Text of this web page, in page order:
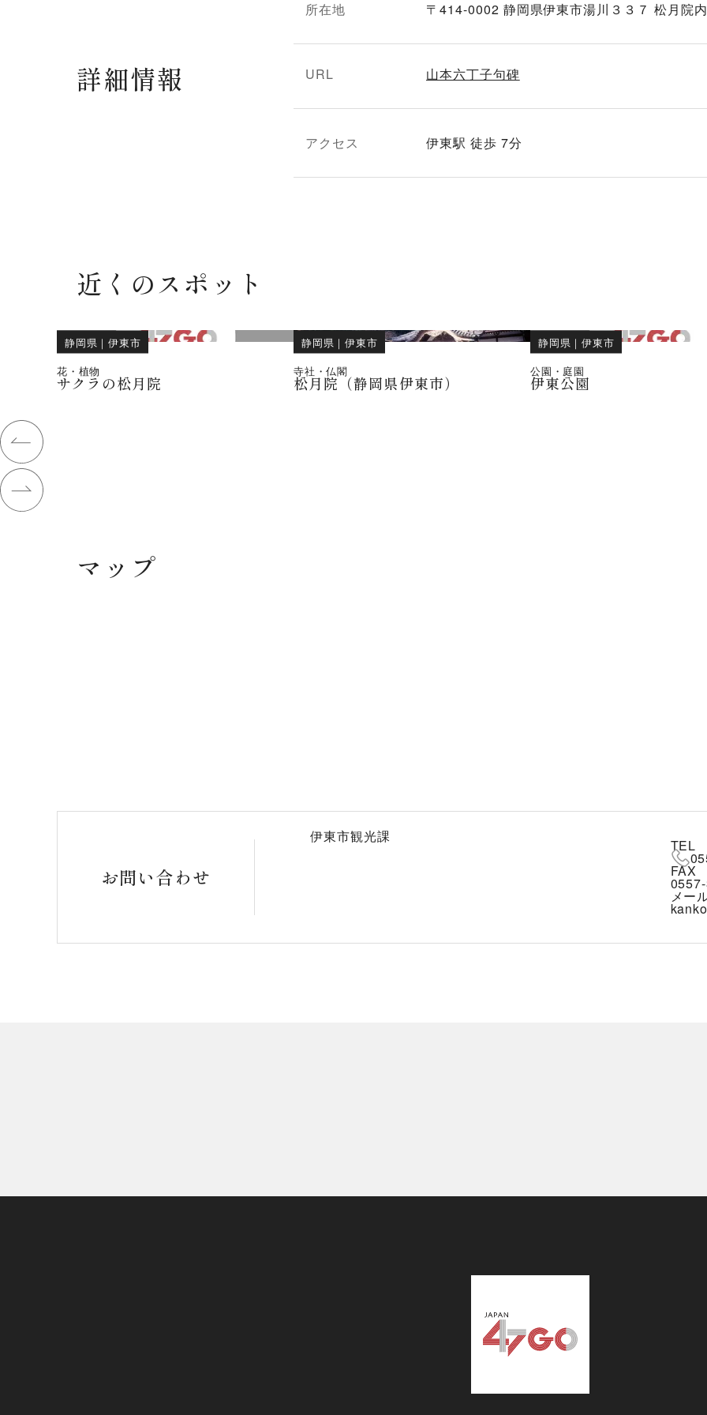
所在地 〒414-0002 静岡県伊東市湯川３３７ 松月院内
詳細情報 URL 山本六丁子句碑
アクセス 伊東駅 徒歩 7分
近くのスポット
静岡県 ｜伊東市
花・植物
サクラの松月院
静岡県 ｜伊東市
寺社・仏閣
松月院（静岡県伊東市）
静岡県 ｜伊東市
公園・庭園
伊東公園
マップ
お問い合わせ
伊東市観光課
TEL
FAX
メー